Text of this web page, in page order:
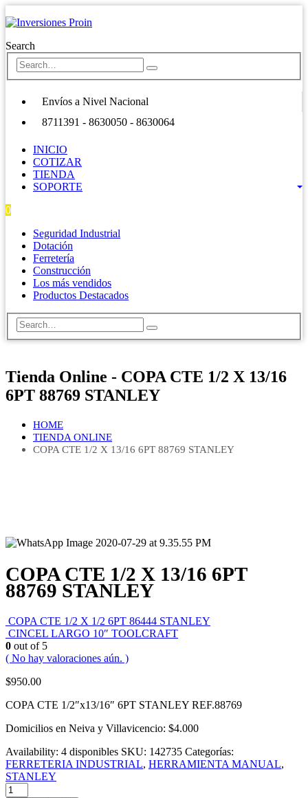
Search
Envíos a Nivel Nacional
8711391 - 8630050 - 8630064
INICIO
COTIZAR
TIENDA
SOPORTE
0
Seguridad Industrial
Dotación
Ferretería
Construcción
Los más vendidos
Productos Destacados
Tienda Online - COPA CTE 1/2 X 13/16
6PT 88769 STANLEY
HOME
TIENDA ONLINE
COPA CTE 1/2 X 13/16 6PT 88769 STANLEY
COPA CTE 1/2 X 13/16 6PT
88769 STANLEY
COPA CTE 1/2 X 1/2 6PT 86444 STANLEY
CINCEL LARGO 10″ TOOLCRAFT
0 out of 5
( No hay valoraciones aún. )
$950.00
COPA CTE 1/2″x13/16″ 6PT STANLEY REF.88769
Domicilios en Neiva y Villavicencio: $4.000
Availability: 4 disponibles SKU: 142735 Categorías:
FERRETERIA INDUSTRIAL, HERRAMIENTA MANUAL,
STANLEY